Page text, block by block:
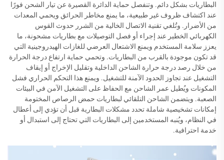
البطاريات بشكل دائم. وتنفصل حماية الدائرة القصيرة عن تيار الشحن فورًا
عند اكتشاف ظروف غير طبيعية، ما يمنع مخاطر الحرائق ويحمي المعدات
من الأضرار. وتُلغي تقنية الاتصال الخالية من الشرر حدوث القوس
الكهربائي الخطير عند إجراء أو فصل التوصيلات مع بطاريات مشحونة، ما
يعزز سلامة المستخدم ويمنع الاشتعال العرضي للغازات الهيدروجينية التي
قد تكون موجودة بالقرب من البطاريات. وتحمي حماية ارتفاع درجة الحرارة
من خلال رصد درجة حرارة الشاحن الداخلية وتقليل الإخراج أو إيقاف
التشغيل عند تجاوز الحدود الآمنة للتشغيل. ويمنع هذا التحكم الحراري فشل
المكونات ويُطيل عمر الشاحن مع الحفاظ على التشغيل الآمن في البيئات
الصعبة. ويتضمن الشاحن التلقائي لبطاريات حمض الرصاص المختومة
إمكانات تشخيصية شاملة تحدد مشكلات البطارية قبل أن تؤدي إلى أعطال
في النظام، ويُنبه المستخدمين إلى البطاريات التي تحتاج إلى استبدال أو
خدمة احترافية.